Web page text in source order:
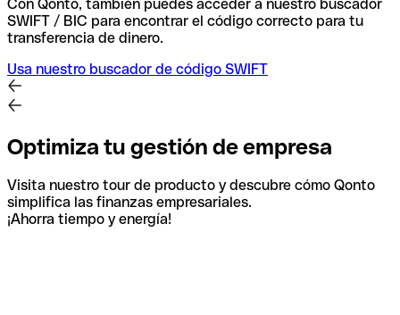
Con Qonto, también puedes acceder a nuestro buscador
SWIFT / BIC para encontrar el código correcto para tu
transferencia de dinero.
Usa nuestro buscador de código SWIFT
Optimiza tu gestión de empresa
Visita nuestro tour de producto y descubre cómo Qonto
simplifica las finanzas empresariales.
¡Ahorra tiempo y energía!